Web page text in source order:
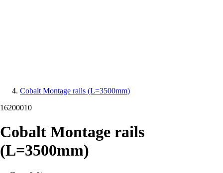
Cobalt Montage rails (L=3500mm)
16200010
Cobalt Montage rails
(L=3500mm)